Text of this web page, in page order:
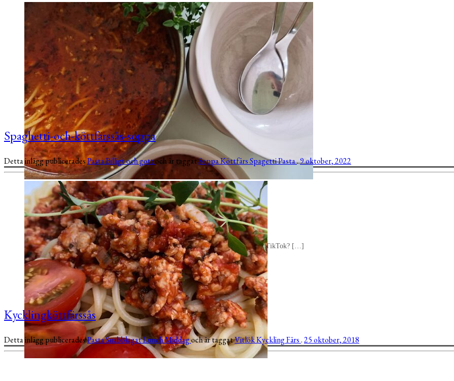
Men hej söndag! Hoppas att ni haft en härlig vecka! Du följer väl Alla goda ting på TikTok? […]
Spaghetti-och-köttfärssås-soppa
Detta inlägg publiceradesPastaBilligt och gottoch är taggatSoppaKöttfärsSpagettiPasta.9 oktober, 2022
Kycklingköttfärssås
Detta inlägg publiceradesPastaSnabblagatLunchMiddagoch är taggatVitlökKycklingFärs.25 oktober, 2018